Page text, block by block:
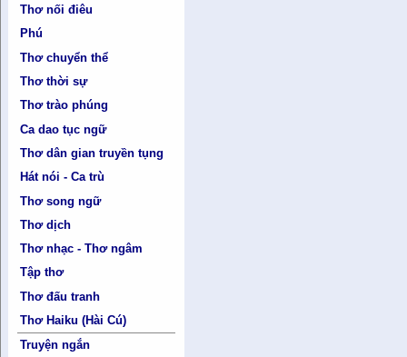
Thơ nối điêu
Phú
Thơ chuyển thể
Thơ thời sự
Thơ trào phúng
Ca dao tục ngữ
Thơ dân gian truyền tụng
Hát nói - Ca trù
Thơ song ngữ
Thơ dịch
Thơ nhạc - Thơ ngâm
Tập thơ
Thơ đấu tranh
Thơ Haiku (Hài Cú)
Truyện ngắn